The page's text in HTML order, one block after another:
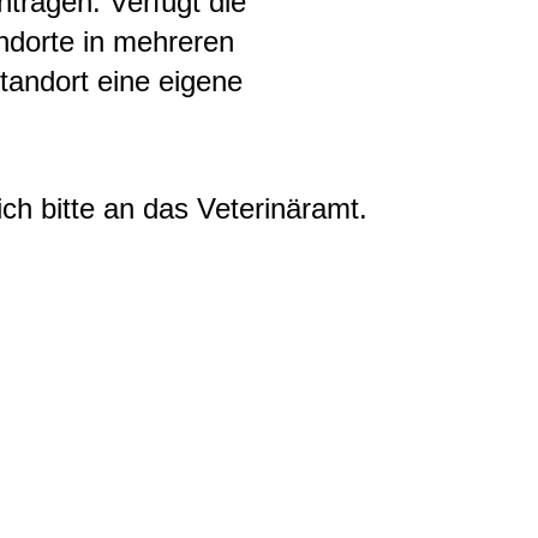
in mehreren
eine eigene
bitte an das Veterinäramt.